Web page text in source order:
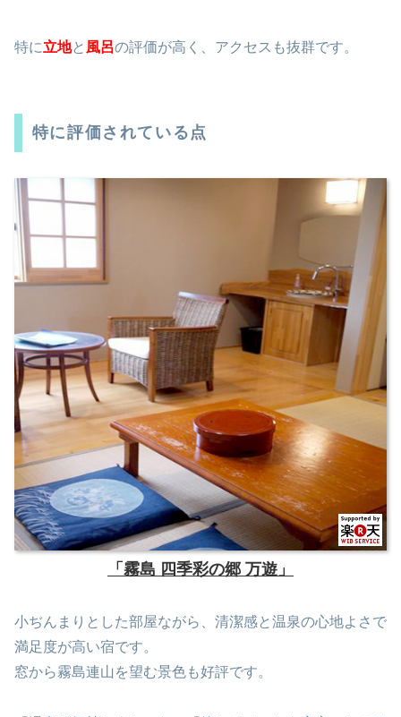
特に立地と 風呂の評価が高く、アクセスも抜群です。
特に評価されている点
「霧島 四季彩の郷 万遊」
小ぢんまりとした部屋ながら、清潔感と温泉の心地よさで
満足度が高い宿です。
窓から霧島連山を望む景色も好評です。